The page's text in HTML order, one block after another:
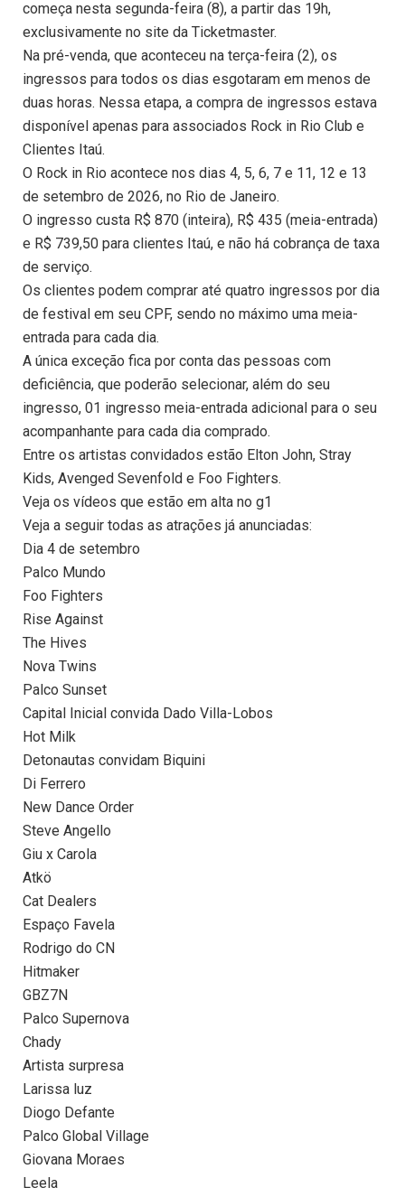
começa nesta segunda-feira (8), a partir das 19h,
exclusivamente no site da Ticketmaster.
Na pré-venda, que aconteceu na terça-feira (2), os
ingressos para todos os dias esgotaram em menos de
duas horas. Nessa etapa, a compra de ingressos estava
disponível apenas para associados Rock in Rio Club e
Clientes Itaú.
O Rock in Rio acontece nos dias 4, 5, 6, 7 e 11, 12 e 13
de setembro de 2026, no Rio de Janeiro.
O ingresso custa R$ 870 (inteira), R$ 435 (meia-entrada)
e R$ 739,50 para clientes Itaú, e não há cobrança de taxa
de serviço.
Os clientes podem comprar até quatro ingressos por dia
de festival em seu CPF, sendo no máximo uma meia-
entrada para cada dia.
A única exceção fica por conta das pessoas com
deficiência, que poderão selecionar, além do seu
ingresso, 01 ingresso meia-entrada adicional para o seu
acompanhante para cada dia comprado.
Entre os artistas convidados estão Elton John, Stray
Kids, Avenged Sevenfold e Foo Fighters.
Veja os vídeos que estão em alta no g1
Veja a seguir todas as atrações já anunciadas:
Dia 4 de setembro
Palco Mundo
Foo Fighters
Rise Against
The Hives
Nova Twins
Palco Sunset
Capital Inicial convida Dado Villa-Lobos
Hot Milk
Detonautas convidam Biquini
Di Ferrero
New Dance Order
Steve Angello
Giu x Carola
Atkö
Cat Dealers
Espaço Favela
Rodrigo do CN
Hitmaker
GBZ7N
Palco Supernova
Chady
Artista surpresa
Larissa luz
Diogo Defante
Palco Global Village
Giovana Moraes
Leela